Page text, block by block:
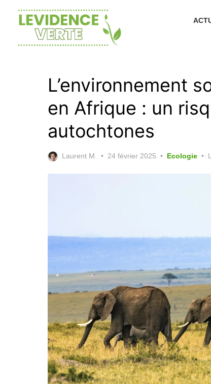
content
L’environnement
en Afrique : un
autochtones
Laurent M.
Posted
24 février 2025 Ecologie